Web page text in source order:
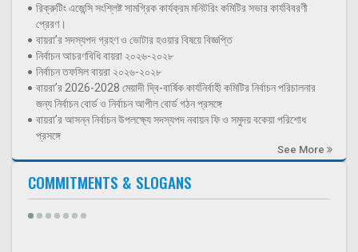
রিক্রুটিং এজেন্সি সংশ্লিষ্ট সামগ্রিক কার্যক্রম মনিটরিং কমিটির সভার কার্যবিবরণী
প্রেরণ।
বায়রা’র সদস্যপদ গ্রহণ ও ভোটার হওয়ার বিষয়ে বিজ্ঞপ্তি
নির্বাচন আচরণবিধি বায়রা ২০২৬-২০২৮
নির্বাচন তফসিল বায়রা ২০২৬-২০২৮
বায়রা’র 2026-2028 মেয়াদী দ্বি-বার্ষিক কার্যনির্বাহী কমিটির নির্বাচন পরিচালনার
জন্য নির্বাচন বোর্ড ও নির্বাচন আপীল বোর্ড গঠন প্রসঙ্গে
বায়রা’র আসন্ন নির্বাচন উপলক্ষ্যে সদস্যপদ নবায়ন ফি ও সমুদয় বকেয়া পরিশোধ
প্রসঙ্গে
See More
COMMITMENTS & SLOGANS